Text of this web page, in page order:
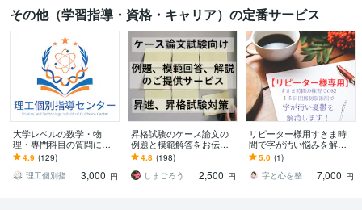
その他（学習指導・資格・キャリア）の定番サービス
大学レベルの数学・物
理・専門科目の質問に答
えます 試験問題・授業課
題・レポートなどに関す
る質問をぶつけて下さい
4.9 (129)
理工個別指導センター
3,000 円
昇格試験のケース論文の
例題と模範解答をお伝え
します 多くの人の論文試
験を合格させた実績のあ
る模範解答！
4.8 (198)
しまごろう
2,500 円
リピーター様用すきま時
間で字が汚い悩みを解消
します 【15日間無制限添
削可】受講後のフォロー
や新たなご要望に◎
5.0 (1)
字と心を整えて未来を創る美文字講師 桜風
7,000 円